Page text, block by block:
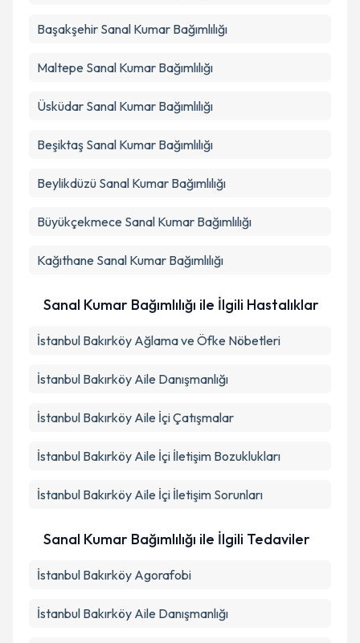
Başakşehir Sanal Kumar Bağımlılığı
Maltepe Sanal Kumar Bağımlılığı
Üsküdar Sanal Kumar Bağımlılığı
Beşiktaş Sanal Kumar Bağımlılığı
Beylikdüzü Sanal Kumar Bağımlılığı
Büyükçekmece Sanal Kumar Bağımlılığı
Kağıthane Sanal Kumar Bağımlılığı
Sanal Kumar Bağımlılığı ile İlgili Hastalıklar
İstanbul Bakırköy Ağlama ve Öfke Nöbetleri
İstanbul Bakırköy Aile Danışmanlığı
İstanbul Bakırköy Aile İçi Çatışmalar
İstanbul Bakırköy Aile İçi İletişim Bozuklukları
İstanbul Bakırköy Aile İçi İletişim Sorunları
Sanal Kumar Bağımlılığı ile İlgili Tedaviler
İstanbul Bakırköy Agorafobi
İstanbul Bakırköy Aile Danışmanlığı